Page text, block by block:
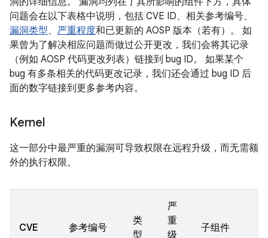
问题会在以下表格中说明，包括 CVE ID、相关参考编号、
漏洞类型、 严重程度和已更新的 AOSP 版本（若有）。 如
果曾为了解决相应问题而做过公开更改，我们会将其记录
（例如 AOSP 代码更改列表）链接到 bug ID。 如果某个
bug 有多条相关的代码更改记录，我们还会通过 bug ID 后
面的数字链接到更多参考内容。
Kernel
这一部分中最严重的漏洞可导致权限在远程升级，而无需额
外的执行权限。
CVE 参考编号
类
型
严
重
级
子组件